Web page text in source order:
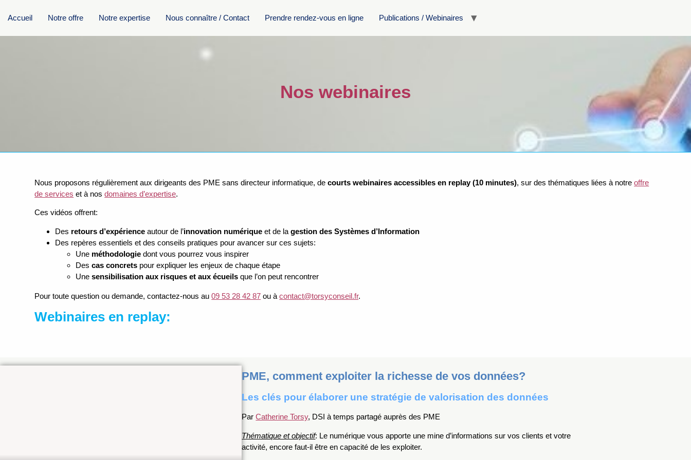
Accueil Notre offre Notre expertise Nous connaître / Contact Prendre rendez-vous en ligne Publications / Webinaires
Nos webinaires
Nous proposons régulièrement aux dirigeants des PME sans directeur informatique, decourts webinaires accessibles en replay (10 minutes), sur des thématiques liées à notreoffre
de services et à nosdomaines d’expertise.
Ces vidéos offrent:
Des retours d’expérience autour de l’innovation numérique et de lagestion des Systèmes d’Information
Des repères essentiels et des conseils pratiques pour avancer sur ces sujets:
Une méthodologie dont vous pourrez vous inspirer
Descas concrets pour expliquer les enjeux de chaque étape
Unesensibilisation aux risques et aux écueils que l’on peut rencontrer
Pour toute question ou demande, contactez-nous au09 53 28 42 87 ou àcontact@torsyconseil.fr.
Webinaires en replay:
PME, comment exploiter la richesse de vos données?
Les clés pour élaborer une stratégie de valorisation des données
ParCatherine Torsy, DSI à temps partagé auprès des PME
Thématique et objectif: Le numérique vous apporte une mine d’informations sur vos clients et votre
activité, encore faut-il être en capacité de les exploiter.